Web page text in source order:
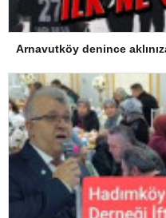
Arnavutköy denince